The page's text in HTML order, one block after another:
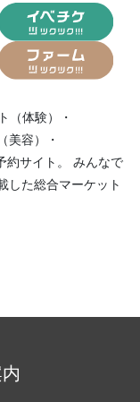
（体験）
・
美容）
・
サイト。
みんなで
した総合マーケット